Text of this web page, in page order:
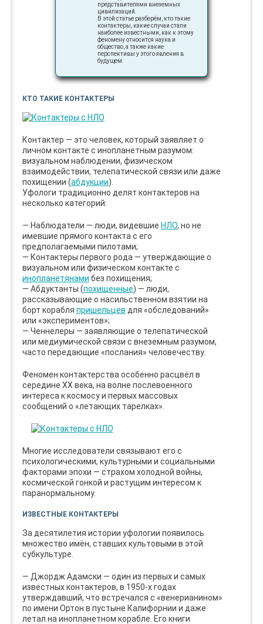
представителями внеземных
цивилизаций.
В этой статье разберём, кто такие
контактеры, какие случаи стали
наиболее известными, как к этому
феномену относится наука и
общество, а также какие
перспективы у этого явления в
будущем.
КТО ТАКИЕ КОНТАКТЕРЫ
Контактер — это человек, который заявляет о
личном контакте с инопланетным разумом:
визуальном наблюдении, физическом
взаимодействии, телепатической связи или даже
похищении (абдукции).
Уфологи традиционно делят контактеров на
несколько категорий:
— Наблюдатели — люди, видевшие НЛО, но не
имевшие прямого контакта с его
предполагаемыми пилотами;
— Контактеры первого рода — утверждающие о
визуальном или физическом контакте с
инопланетянами без похищения;
— Абдуктанты (похищенные) — люди,
рассказывающие о насильственном взятии на
борт корабля пришельцев для «обследований»
или «экспериментов»;
— Ченнелеры — заявляющие о телепатической
или медиумической связи с внеземным разумом,
часто передающие «послания» человечеству.
Феномен контактерства особенно расцвёл в
середине XX века, на волне послевоенного
интереса к космосу и первых массовых
сообщений о «летающих тарелках».
Многие исследователи связывают его с
психологическими, культурными и социальными
факторами эпохи — страхом холодной войны,
космической гонкой и растущим интересом к
паранормальному.
ИЗВЕСТНЫЕ КОНТАКТЕРЫ
За десятилетия истории уфологии появилось
множество имён, ставших культовыми в этой
субкультуре.
— Джордж Адамски — один из первых и самых
известных контактеров, в 1950-х годах
утверждавший, что встречался с «венерианином»
по имени Ортон в пустыне Калифорнии и даже
летал на инопланетном корабле. Его книги